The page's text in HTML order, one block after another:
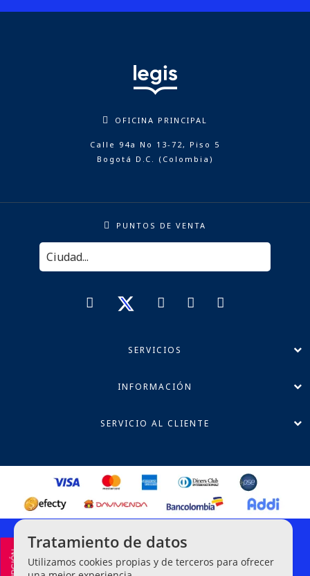
OFICINA PRINCIPAL
Calle 94a No 13-72, Piso 5
Bogotá D.C. (Colombia)
PUNTOS DE VENTA
SERVICIOS
INFORMACIÓN
SERVICIO AL CLIENTE
Política de Privacidad
Línea Ética de Denuncias
Tratamiento de datos
Utilizamos cookies propias y de terceros para ofrecer